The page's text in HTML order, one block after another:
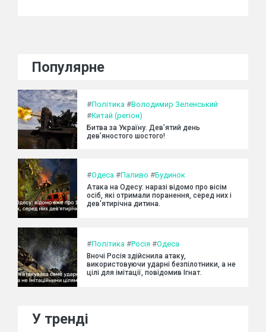
Популярне
#Політика #Володимир Зеленський
#Китай (регіон)
Битва за Україну. Дев’ятий день
дев’яностого шостого!
#Одеса #Паливо #Будинок
Атака на Одесу: наразі відомо про вісім
осіб, які отримали поранення, серед них і
дев'ятирічна дитина.
#Політика #Росія #Одеса
Вночі Росія здійснила атаку,
використовуючи ударні безпілотники, а не
цілі для імітації, повідомив Ігнат.
У тренді